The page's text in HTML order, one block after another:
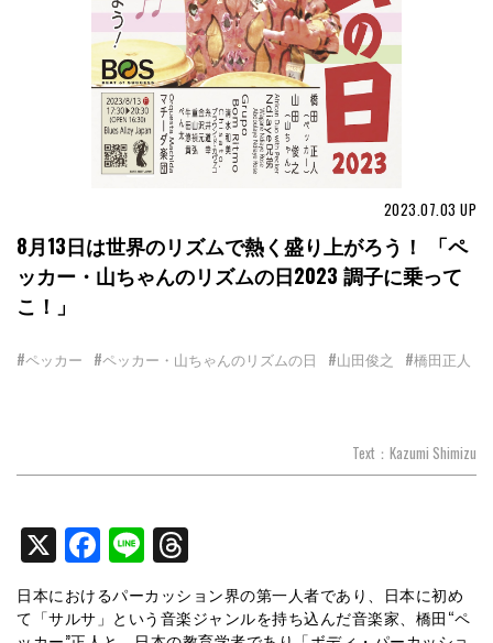
2023.07.03 UP
8月13日は世界のリズムで熱く盛り上がろう！ 「ペ
ッカー・山ちゃんのリズムの日2023 調子に乗って
こ！」
#ペッカー #ペッカー・山ちゃんのリズムの日 #山田俊之 #橋田正人
Text：Kazumi Shimizu
X Facebook
Line
日本におけるパーカッション界の第一人者であり、日本に初め
て「サルサ」という音楽ジャンルを持ち込んだ音楽家、橋田“ペ